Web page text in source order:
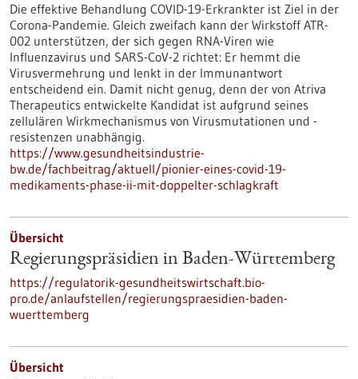
Die effektive Behandlung COVID-19-Erkrankter ist Ziel in der
Corona-Pandemie. Gleich zweifach kann der Wirkstoff ATR-
002 unterstützen, der sich gegen RNA-Viren wie
Influenzavirus und SARS-CoV-2 richtet: Er hemmt die
Virusvermehrung und lenkt in der Immunantwort
entscheidend ein. Damit nicht genug, denn der von Atriva
Therapeutics entwickelte Kandidat ist aufgrund seines
zellulären Wirkmechanismus von Virusmutationen und -
resistenzen unabhängig.
https://www.gesundheitsindustrie-
bw.de/fachbeitrag/aktuell/pionier-eines-covid-19-
medikaments-phase-ii-mit-doppelter-schlagkraft
Übersicht
Regierungspräsidien in Baden-Württemberg
https://regulatorik-gesundheitswirtschaft.bio-
pro.de/anlaufstellen/regierungspraesidien-baden-
wuerttemberg
Übersicht